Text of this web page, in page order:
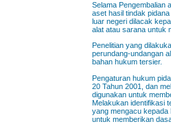
Selama Pengembalian
aset hasil tindak
luar negeri dilacak
alat atau sarana untuk
Penelitian yang
perundang-undangan
bahan hukum tersier.
Pengaturan hukum
20 Tahun 2001, dan
digunakan untuk
Melakukan identifikasi
yang mengacu kepada
untuk memberikan